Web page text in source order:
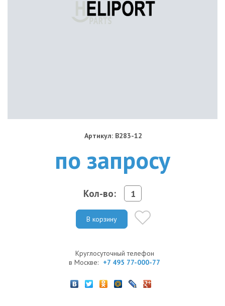
Артикул: B283-12
по запросу
Кол-во:
В корзину
Круглосуточный телефон
в Москве: +7 495 77-000-77